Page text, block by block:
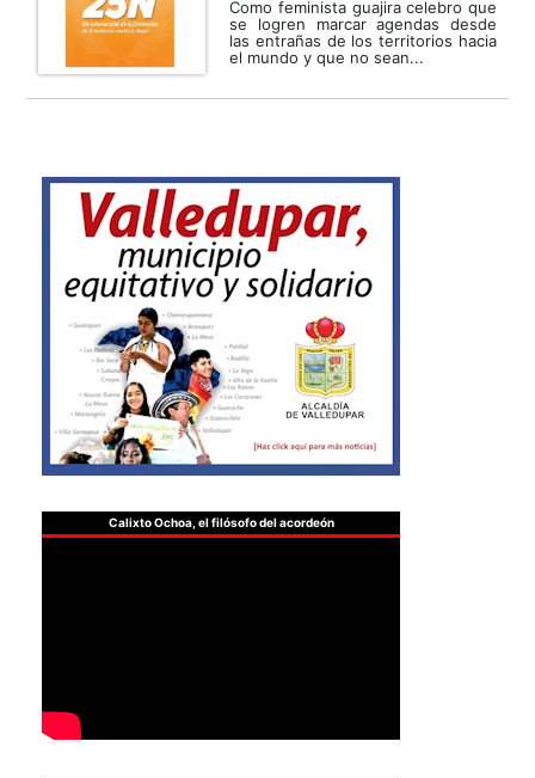
Como feminista guajira celebro que
se logren marcar agendas desde
las entrañas de los territorios hacia
el mundo y que no sean...
Calixto Ochoa, el filósofo del acordeón